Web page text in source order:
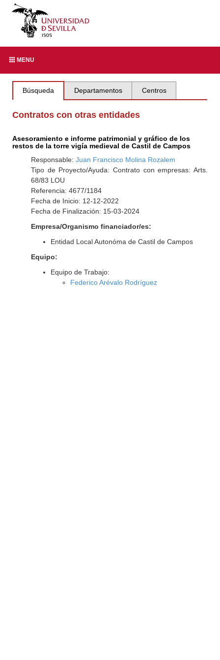
MENU
Búsqueda Departamentos Centros
Contratos con otras entidades
Asesoramiento e informe patrimonial y gráfico de los
restos de la torre vigía medieval de Castil de Campos
Responsable: Juan Francisco Molina Rozalem
Tipo de Proyecto/Ayuda: Contrato con empresas: Arts.
68/83 LOU
Referencia: 4677/1184
Fecha de Inicio: 12-12-2022
Fecha de Finalización: 15-03-2024
Empresa/Organismo financiador/es:
Entidad Local Autonóma de Castil de Campos
Equipo:
Equipo de Trabajo:
Federico Arévalo Rodríguez